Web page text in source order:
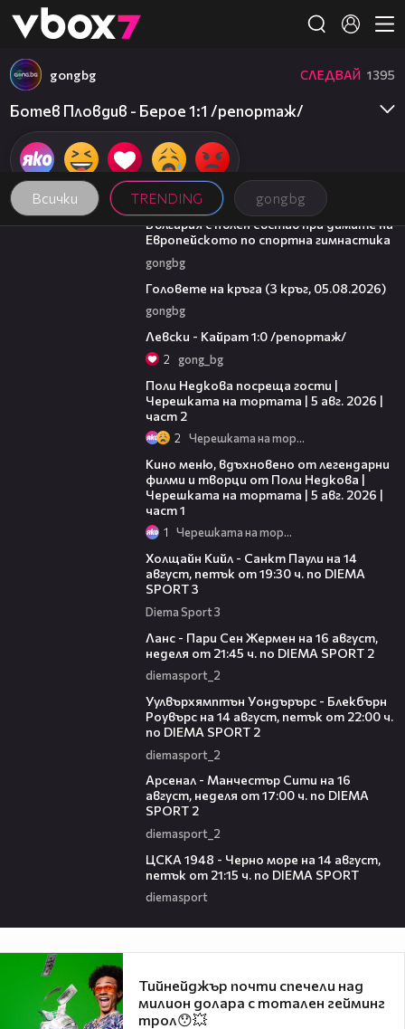
👾
Всички TRENDING gongbg
gongbg СЛЕДВАЙ 1395
Ботев Пловдив - Берое 1:1 /репортаж/
00:47
България с пълен състав при дамите на
Европейското по спортна гимнастика
gongbg
Головете на кръга (3 кръг, 05.08.2026)
gongbg
Левски - Кайрат 1:0 /репортаж/
2 gong_bg
Поли Недкова посреща гости |
Черешката на тортата | 5 авг. 2026 |
част 2
2 Черешката на тортата
Кино меню, вдъхновено от легендарни
филми и творци от Поли Недкова |
Черешката на тортата | 5 авг. 2026 |
част 1
1 Черешката на тортата
Холщайн Кийл - Санкт Паули на 14
август, петък от 19:30 ч. по DIEMA
SPORT 3
Diema Sport 3
Ланс - Пари Сен Жермен на 16 август,
неделя от 21:45 ч. по DIEMA SPORT 2
diemasport_2
Уулвърхямптън Уондърърс - Блекбърн
Роувърс на 14 август, петък от 22:00 ч.
по DIEMA SPORT 2
diemasport_2
Арсенал - Манчестър Сити на 16
август, неделя от 17:00 ч. по DIEMA
SPORT 2
diemasport_2
ЦСКА 1948 - Черно море на 14 август,
петък от 21:15 ч. по DIEMA SPORT
diemasport
Тийнейджър почти спечели над
милион долара с тотален гейминг
трол😯💥